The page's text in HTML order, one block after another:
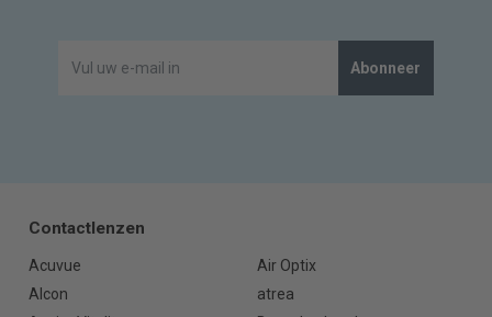
Abonneer
Contactlenzen
Acuvue
Air Optix
Alcon
atrea